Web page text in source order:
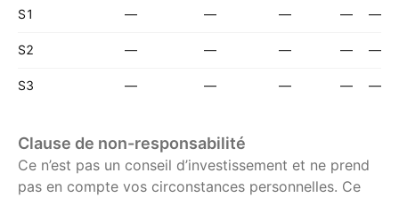
S1 — — — — —
S2 — — — — —
S3 — — — — —
Clause de non-responsabilité
Ce n’est pas un conseil d’investissement et ne prend
pas en compte vos circonstances personnelles. Ce